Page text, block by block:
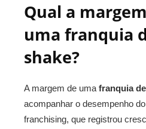
Qual a
uma franquia
shake?
A margem de uma franquia
acompanhar o desempenho
franchising, que registrou